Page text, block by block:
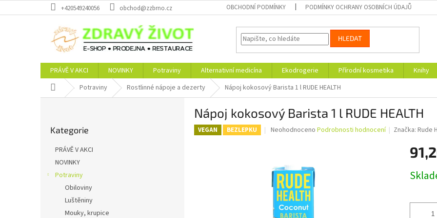
na
+420549240056 obchod@zzbrno.cz OBCHODNÍ PODMÍNKY PODMÍNKY OCHRANY OSOBNÍCH ÚDAJŮ
HLEDAT
PRÁVĚ V AKCI NOVINKY Potraviny Alternativní medicína Ekodrogerie Přírodní kosmetika Knihy
Domů Potraviny Rostlinné nápoje a dezerty Nápoj kokosový Barista 1 l RUDE HEALTH
kategorie
Kategorie
PRÁVĚ V AKCI
NOVINKY
Potraviny
Obiloviny
Luštěniny
Mouky, krupice
Nápoj kokosový Barista 1 l RUDE HEALTH
VEGAN BEZLEPKU
Průměrné
0,0
z
5
hvězdiček.
Neohodnoceno Podrobnosti hodnocení Značka:Rude
cena: